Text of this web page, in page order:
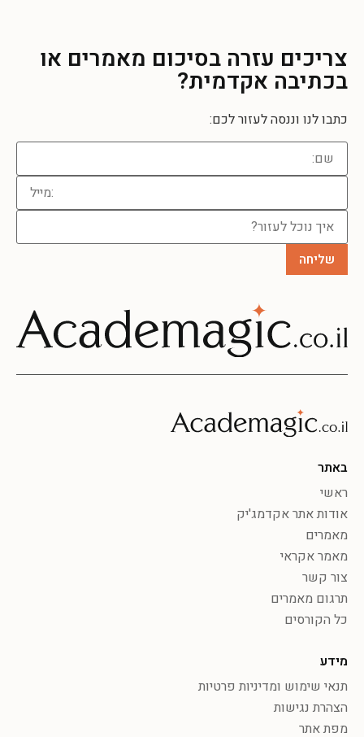
צריכים עזרה בסיכום מאמרים או
בכתיבה אקדמית?
כתבו לנו וננסה לעזור לכם:
באתר
ראשי
אודות אתר אקדמג'יק
מאמרים
מאמר אקראי
צור קשר
תרגום מאמרים
כל הקורסים
מידע
תנאי שימוש ומדיניות פרטיות
הצהרת נגישות
מפת אתר